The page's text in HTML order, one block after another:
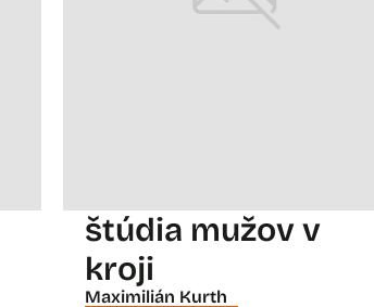
štúdia mužov v
kroji
Maximilián Kurth